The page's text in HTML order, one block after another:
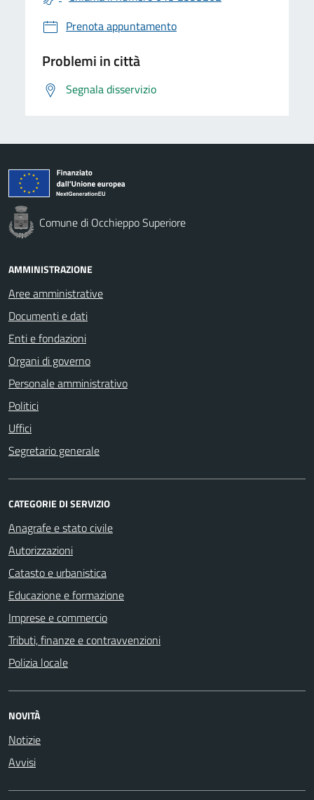
Prenota appuntamento
Problemi in città
Segnala disservizio
Comune di Occhieppo Superiore
AMMINISTRAZIONE
Aree amministrative
Documenti e dati
Enti e fondazioni
Organi di governo
Personale amministrativo
Politici
Uffici
Segretario generale
CATEGORIE DI SERVIZIO
Anagrafe e stato civile
Autorizzazioni
Catasto e urbanistica
Educazione e formazione
Imprese e commercio
Tributi, finanze e contravvenzioni
Polizia locale
NOVITÀ
Notizie
Avvisi